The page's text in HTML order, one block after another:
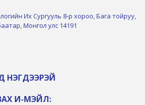
Их Сургууль 8-р хороо, Бага тойруу,
Монгол улс 14191
НЭГДЭЭРЭЙ
И-МЭЙЛ: